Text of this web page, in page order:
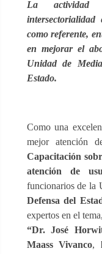
La actividad
como referente,
en mejorar el
Unidad de
Estado.
Como una
mejor atención
Capacitación
atención de
funcionarios de la
Defensa del
expertos en el
“Dr. José
Maass Vivanco,